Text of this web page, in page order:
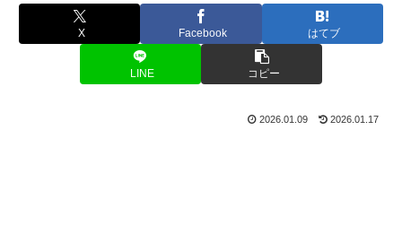
X Facebook はてブ
LINE コピー
2026.01.09 2026.01.17